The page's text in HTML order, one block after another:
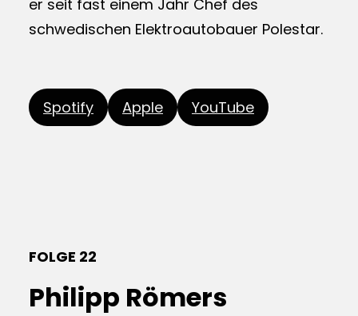
er seit fast einem Jahr Chef des
schwedischen Elektroautobauer Polestar.
Spotify Apple YouTube
FOLGE 22
Philipp Römers